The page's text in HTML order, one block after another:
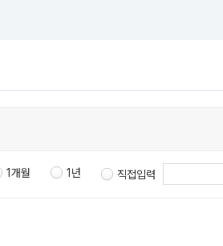
1개월 1년 직접입력